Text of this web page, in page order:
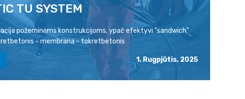
TU SYSTEM
požeminėms konstrukcijoms, ypač efektyvi "sandwich"
- membrana - tokretbetonis
1. Rugpjūtis, 2025